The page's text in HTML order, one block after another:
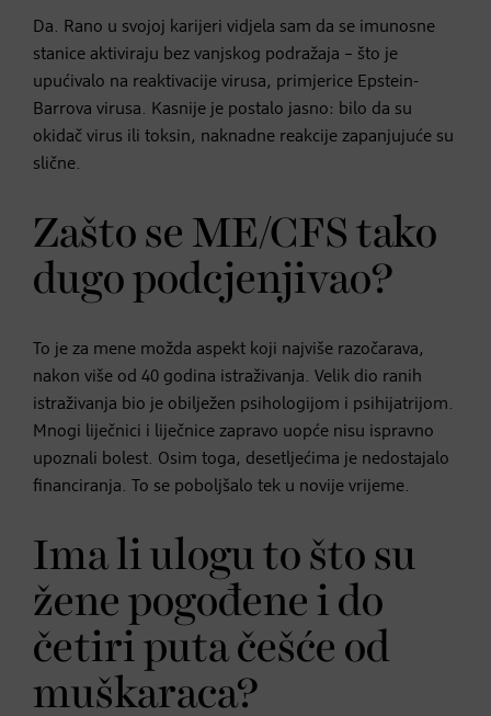
Da. Rano u svojoj karijeri vidjela sam da se imunosne
stanice aktiviraju bez vanjskog podražaja – što je
upućivalo na reaktivacije virusa, primjerice Epstein-
Barrova virusa. Kasnije je postalo jasno: bilo da su
okidač virus ili toksin, naknadne reakcije zapanjujuće su
slične.
Zašto se ME/CFS tako
dugo podcjenjivao?
To je za mene možda aspekt koji najviše razočarava,
nakon više od 40 godina istraživanja. Velik dio ranih
istraživanja bio je obilježen psihologijom i psihijatrijom.
Mnogi liječnici i liječnice zapravo uopće nisu ispravno
upoznali bolest. Osim toga, desetljećima je nedostajalo
financiranja. To se poboljšalo tek u novije vrijeme.
Ima li ulogu to što su
žene pogođene i do
četiri puta češće od
muškaraca?